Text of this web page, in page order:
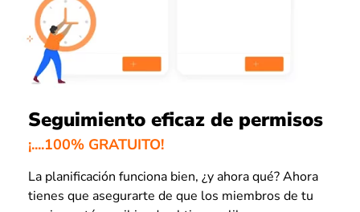
Seguimiento eficaz de permisos
¡....100% GRATUITO!
La planificación funciona bien, ¿y ahora qué? Ahora
tienes que asegurarte de que los miembros de tu